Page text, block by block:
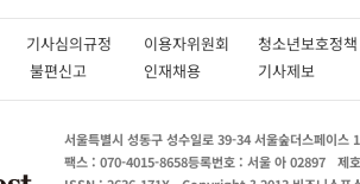
기사심의규정 이용자위원회 청소년보호
불편신고 인재채용 기사제보
서울특별시 성동구 성수일로 39-34 서울숲더스페이스
팩스 : 070-4015-8658등록번호 : 서울 아 02897 제